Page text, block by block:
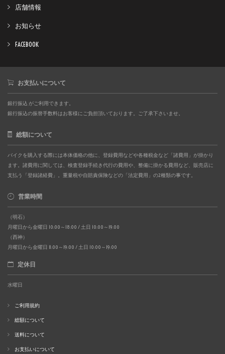
店舗情報
お知らせ
FACEBOOK
お支払いについて
銀行振込 がご利用できます。
銀行振込の振替手数料はお客様にご負担頂いております。ご了承下さいませ。
総額について
バイクを購入する際には本体価格の他に、登録費用などや各種税金など「諸費用」が掛かり
ます。諸費用に関しては、検査登録手続き代行の費用や、整備に掛かる費用など、販売店に
支払う「登録諸経費」。重量税や自賠責保険などの「法定費用」の2種類の事です。
営業時間
（明石）
月曜日から金曜日 10:00～18:00 / 土日 10:00～19:00
（西神）
月曜日から金曜日 11:00～19:00 / 土日 10:00～19:00
定休日
水曜日
ご利用規約
総額について
送料について
お支払いについて